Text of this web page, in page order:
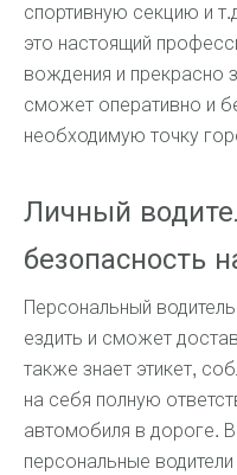
спортивную секцию и
это настоящий
вождения и прекрасно
сможет оперативно и
необходимую точку
Личный
безопасность
Персональный
ездить и сможет
также знает этикет,
на себя полную
автомобиля в дороге.
персональные